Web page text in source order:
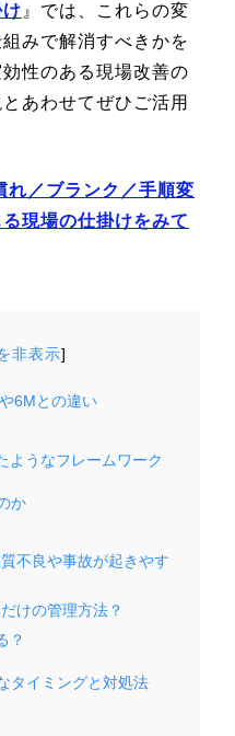
』では、これらの変
みで解消すべきかを
性のある現場改善の
あわせてぜひご活用
れ／ブランク／手順変
現場の仕掛けをみて
非表示]
6Mとの違い
ようなフレームワーク
か
不良や事故が起きやす
けの管理方法？
？
タイミングと対処法